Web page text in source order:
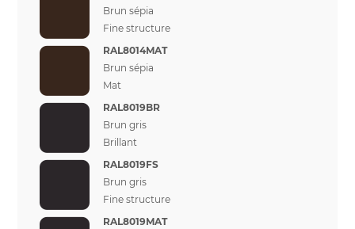
Brun sépia
Fine structure
RAL8014MAT
Brun sépia
Mat
RAL8019BR
Brun gris
Brillant
RAL8019FS
Brun gris
Fine structure
RAL8019MAT